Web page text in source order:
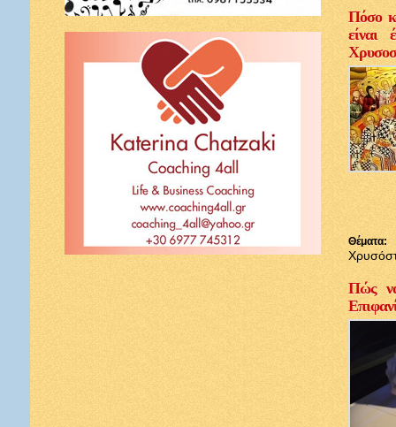
Πόσο
είναι
Θέματα:
Πώς να